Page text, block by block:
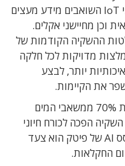
אמת מהשטח המבוססים על חיישני IoT השואבים מידע מעצים
וכן מחיישני אקלים.
ההשקיה הקודמות של
מדויקות לכל חלקה
יותר, לבצע
את הקיימות.
על רקע העובדה שהחקלאות צורכת 70% ממשאבי המים
הפכה לכורח חיוני
כלכלי וסביבתי. יועץ ההשקיה מבוסס AI של פיטק הוא צעד
החקלאות.